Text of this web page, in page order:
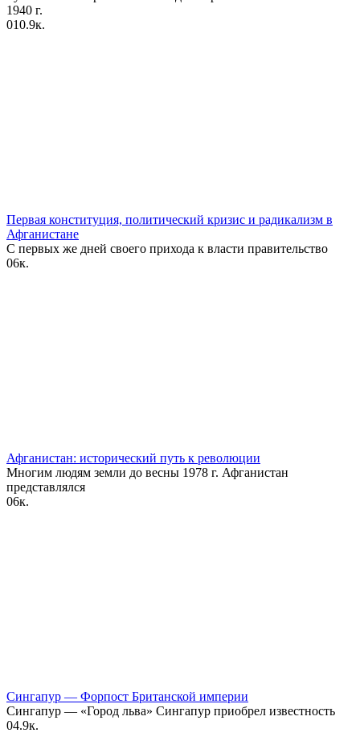
1940 г.
010.9к.
Первая конституция, политический кризис и радикализм в
Афганистане
С первых же дней своего прихода к власти правительство
06к.
Афганистан: исторический путь к революции
Многим людям земли до весны 1978 г. Афганистан
представлялся
06к.
Сингапур — Форпост Британской империи
Сингапур — «Город льва» Сингапур приобрел известность
04.9к.